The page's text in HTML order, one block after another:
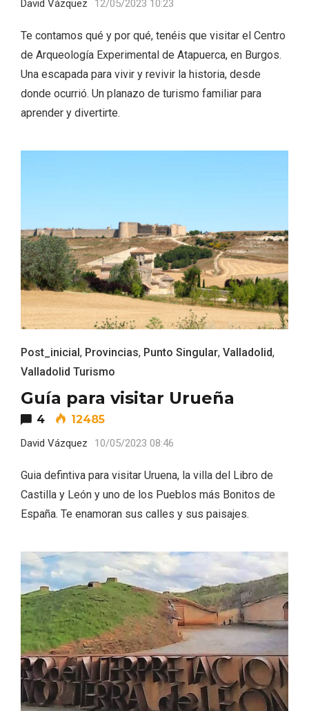
David Vázquez 12/05/2023 10:23
Te contamos qué y por qué, tenéis que visitar el Centro
de Arqueología Experimental de Atapuerca, en Burgos.
Una escapada para vivir y revivir la historia, desde
donde ocurrió. Un planazo de turismo familiar para
aprender y divertirte.
Post_inicial, Provincias, Punto Singular, Valladolid,
Valladolid Turismo
Guía para visitar Urueña
4 12485
David Vázquez 10/05/2023 08:46
Guia defintiva para visitar Uruena, la villa del Libro de
Castilla y León y uno de los Pueblos más Bonitos de
España. Te enamoran sus calles y sus paisajes.
Enoturismo visitando la Bodega Museo